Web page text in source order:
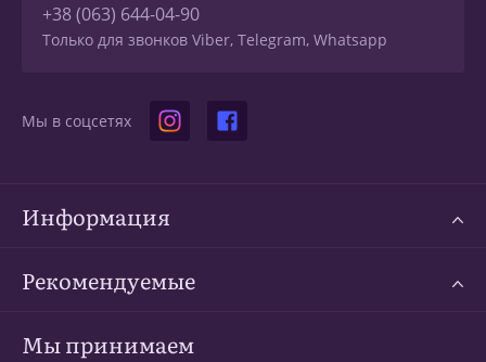
+38 (063) 644-04-90
Только для звонков Viber, Telegram, Whatsapp
Мы в соцсетях
Информация
Рекомендуемые
Мы принимаем